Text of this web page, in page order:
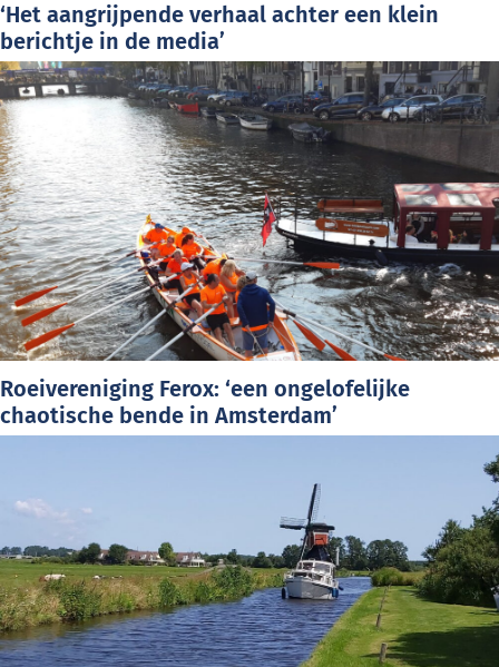
‘Het aangrijpende verhaal achter een klein
berichtje in de media’
Roeivereniging Ferox: ‘een ongelofelijke
chaotische bende in Amsterdam’